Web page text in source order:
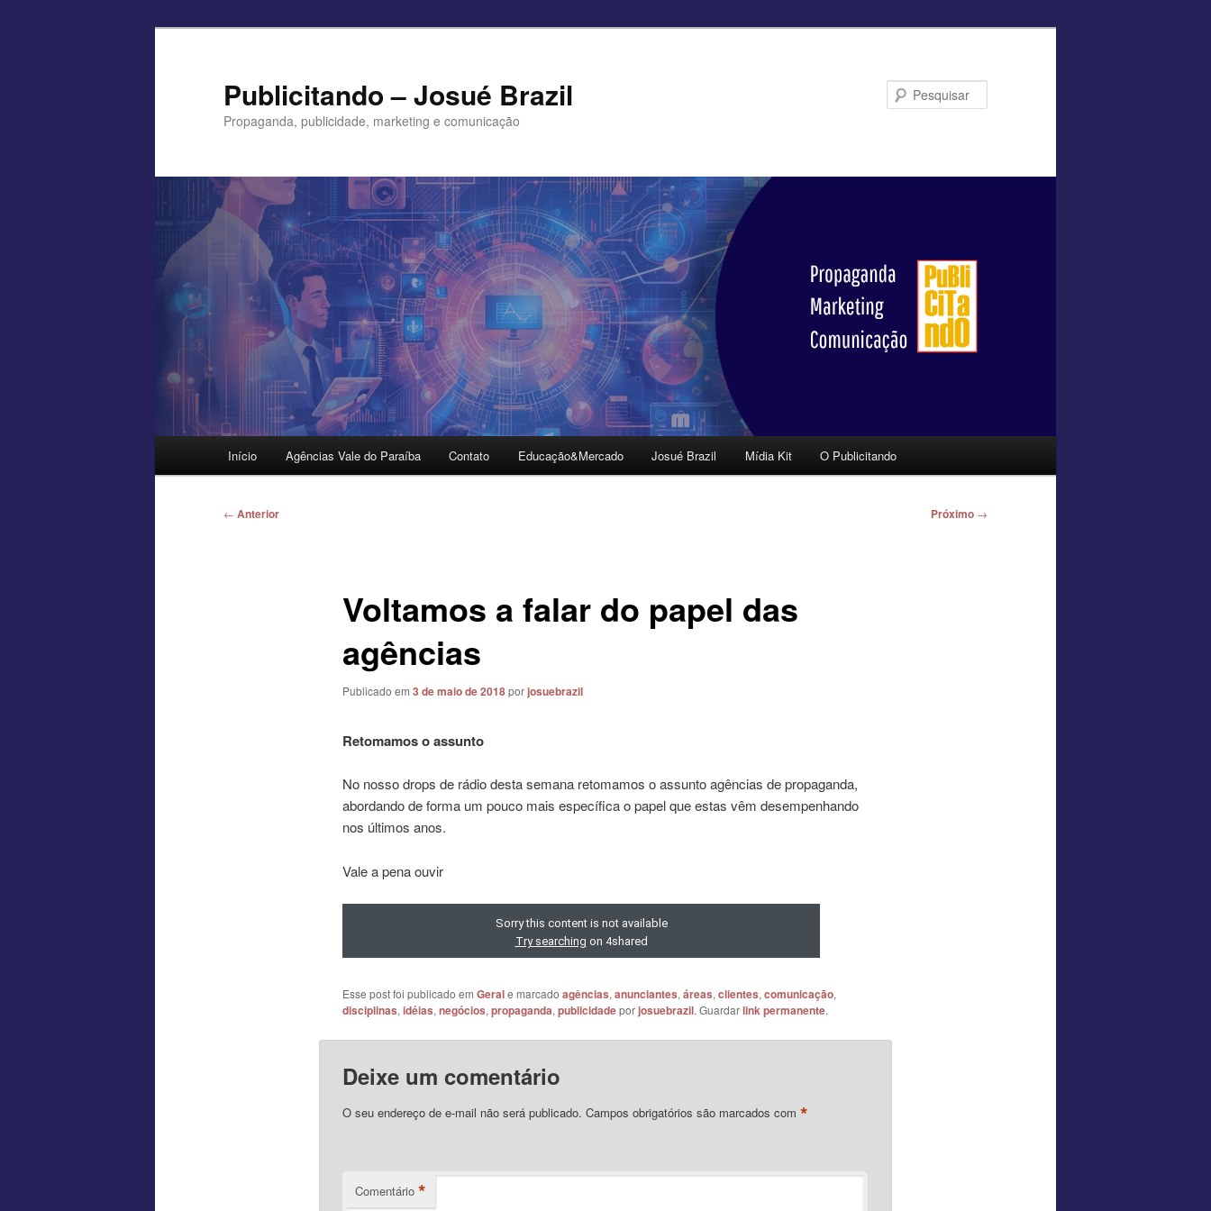
Publicitando – Josué Brazil
Propaganda, publicidade, marketing e comunicação
Início Agências Vale do Paraíba Contato Educação&Mercado Josué Brazil Mídia Kit O Publicitando
Navegação
← Anterior Próximo →
Voltamos a falar do papel das
agências
Publicado em 3 de maio de 2018porjosuebrazil
Retomamos o assunto
No nosso drops de rádio desta semana retomamos o assunto agências de propaganda,
abordando de forma um pouco mais específica o papel que estas vêm desempenhando
nos últimos anos.
Vale a pena ouvir
Esse post foi publicado em Gerale marcado agências, anunciantes, áreas, clientes, comunicação,
disciplinas, idéias, negócios, propaganda, publicidadeporjosuebrazil. Guardarlink permanente.
Deixe um comentário
O seu endereço de e-mail não será publicado. Campos obrigatórios são marcados com *
Comentário *